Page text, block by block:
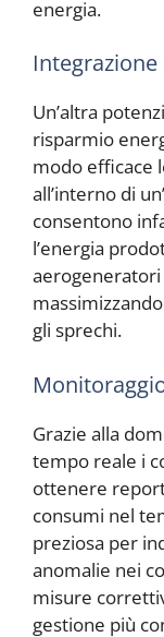
energia.
Integrazione
Un’altra
risparmio
modo efficace
all’interno di
consentono
l’energia
gli sprechi.
Grazie alla
tempo reale i
ottenere
consumi nel
preziosa per
anomalie nei
misure
gestione più